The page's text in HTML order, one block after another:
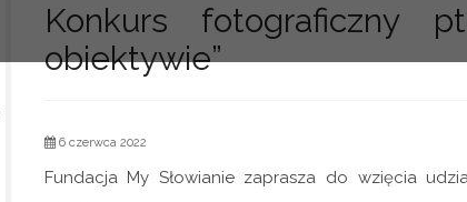
Konkurs fotograficzny
obiektywie”
6 czerwca 2022
Fundacja My Słowianiezaprasza do wzięcia